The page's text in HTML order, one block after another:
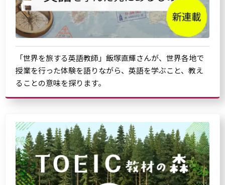
「世界を旅する英語教師」飯塚直輝さんが、世界各地で
授業を行った体験を語りながら、英語を学ぶこと、教え
ることの意味を探ります。